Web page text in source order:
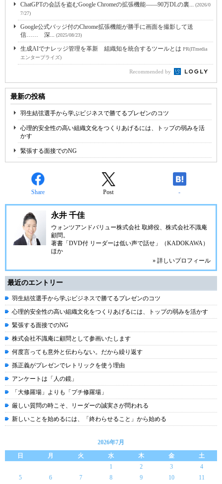
ChatGPTの会話を盗むGoogle Chromeの拡張機能――90万DLの裏... (2026/0
7/27)
Google公式バッジ付のChrome拡張機能が勝手に画面を撮影して送
信…… 深... (2025/08/23)
生成AIでナレッジ管理を革新 組織知を統合するツールとは PR(ITmedia
エンタープライズ)
Recommended by
最新の投稿
羽生結弦選手から学ぶビジネスで勝てるプレゼンのコツ
心理的安全性の高い組織文化をつくりあげるには、トップの弱みを活
かす
緊張する面接でのNG
Share Post -
永井 千佳
ウォンツアンドバリュー株式会社 取締役、株式会社不識庵
顧問。
著書「DVD付 リーダーは低い声で話せ」（KADOKAWA）
ほか
» 詳しいプロフィール
最近のエントリー
羽生結弦選手から学ぶビジネスで勝てるプレゼンのコツ
心理的安全性の高い組織文化をつくりあげるには、トップの弱みを活かす
緊張する面接でのNG
株式会社不識庵に顧問として参画いたします
何度言っても意外と伝わらない。だから繰り返す
孫正義がプレゼンでレトリックを使う理由
アンケートは「人の鏡」
「大修羅場」よりも「プチ修羅場」
厳しい質問の時こそ、リーダーの誠実さが問われる
新しいことを始めるには、「終わらせること」から始める
2026年7月
日
月 火 水 木 金
土
1
2 3
4
5
6 7 8 9 10
11